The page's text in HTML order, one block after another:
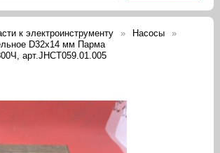
к электроинструменту
Насосы
D32х14 мм Парма
арт.JHCT059.01.005